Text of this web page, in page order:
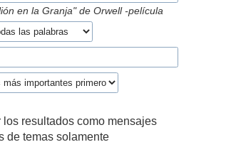
en la Granja" de Orwell -película
los resultados como mensajes
de temas solamente